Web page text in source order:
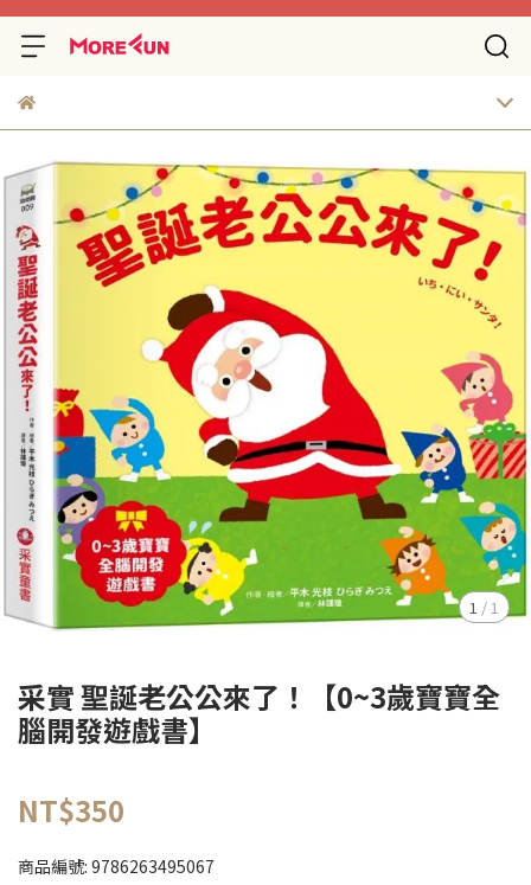
1 /1
采實 聖誕老公公來了！【0~3歲寶寶全
腦開發遊戲書】
NT$350
商品編號: 9786263495067